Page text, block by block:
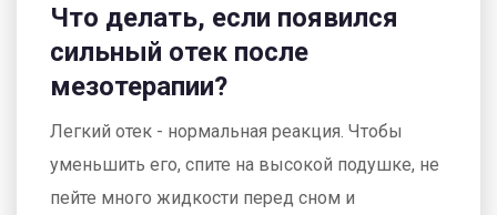
Что делать, если появился
сильный отек после
мезотерапии?
Легкий отек - нормальная реакция. Чтобы
уменьшить его, спите на высокой подушке, не
пейте много жидкости перед сном и